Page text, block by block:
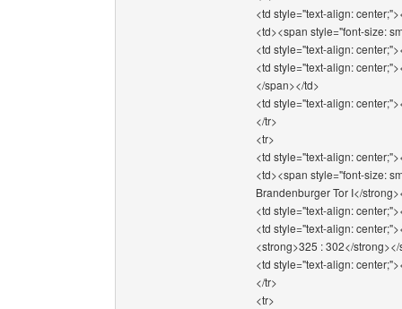
<td style="text-align:
<td><span style="font-size:
<td style="text-align:
<td style="text-align:
</span></td>
<td style="text-align:
</tr>
<tr>
<td style="text-align:
<td><span style="font-size:
Brandenburger Tor I</
<td style="text-align:
<td style="text-align:
<strong>325 : 302</
<td style="text-align:
</tr>
<tr>